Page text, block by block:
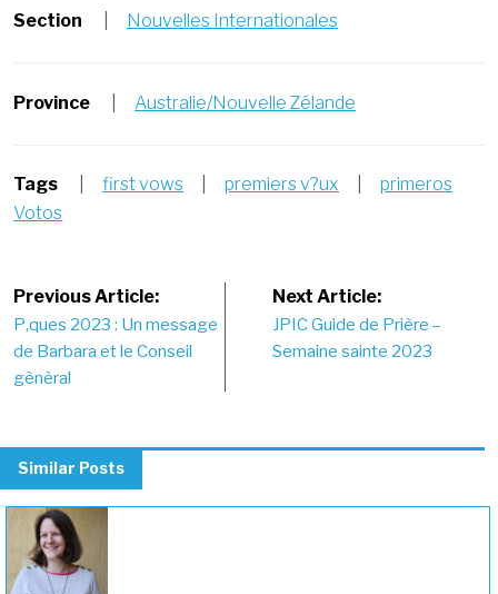
Section Nouvelles Internationales
Province Australie/Nouvelle Zélande
Tags first vows premiers v?ux
primeros
Votos
Post
navigation
Previous Article:
P‚ques 2023 : Un message
de Barbara et le Conseil
gènèral
Next Article:
JPIC Guide de Prière –
Semaine sainte 2023
Similar Posts